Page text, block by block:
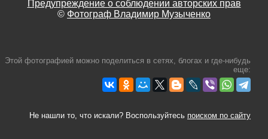
Предупреждение о соблюдении авторских прав
© Фотограф Владимир Музыченко
Этой фотографией можно поделиться в сетях, блогах и где-нибудь
еще:
Не нашли то, что искали? Воспользуйтесь поиском по сайту